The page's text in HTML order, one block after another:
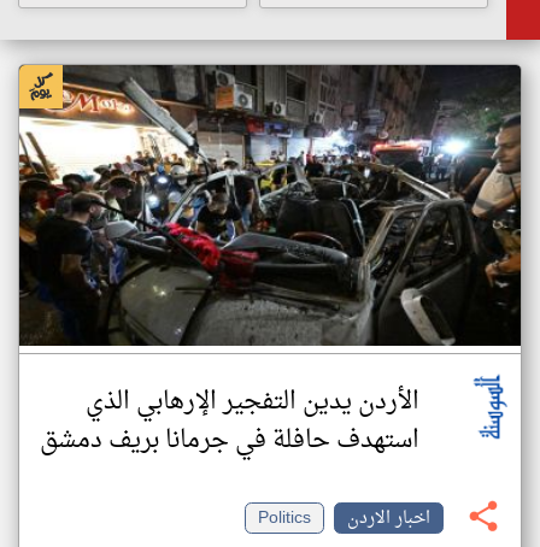
الأردن يدين التفجير الإرهابي الذي
استهدف حافلة في جرمانا بريف دمشق
اخبار الاردن
Politics